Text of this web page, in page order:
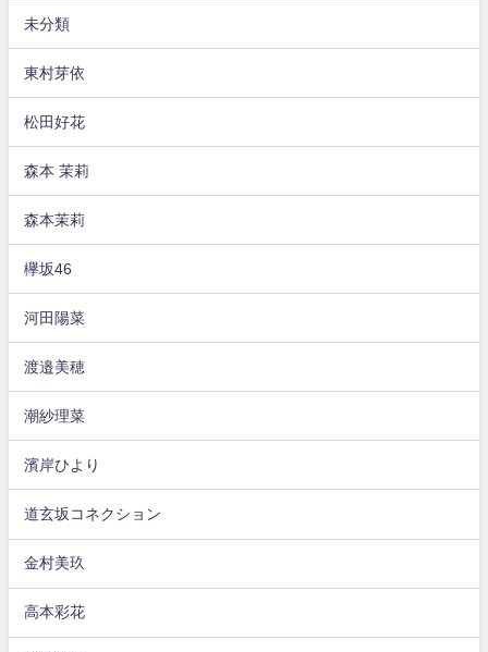
未分類
東村芽依
松田好花
森本 茉莉
森本茉莉
欅坂46
河田陽菜
渡邉美穂
潮紗理菜
濱岸ひより
道玄坂コネクション
金村美玖
高本彩花